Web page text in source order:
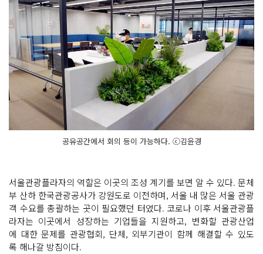
공유공간에서 회의 등이 가능하다. ⓒ김윤경
서울관광플라자의 역할은 이곳의 조성 계기를 보면 알 수 있다. 문체
부 산하 한국관광공사가 강원도로 이전하며, 서울 내 많은 서울 관광
객 수요를 총괄하는 곳이 필요했던 터였다. 코로나 이후 서울관광플
라자는 이곳에서 성장하는 기업들을 지원하고, 변화할 관광산업
에 대한 문제를 관광협회, 단체, 외부기관이 함께 해결할 수 있도
록 해나갈 방침이다.